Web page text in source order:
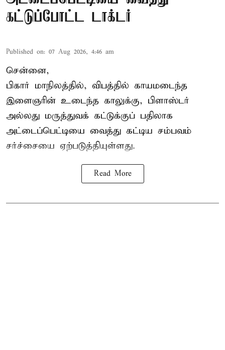
கட்டுப்போட்ட டாக்டர்
Published on: 07 Aug 2026, 4:46 am
சென்னை,
பிகார் மாநிலத்தில், விபத்தில் காயமடைந்த
இளைஞரின் உடைந்த காலுக்கு, பிளாஸ்டர்
அல்லது மருத்துவக் கட்டுக்குப் பதிலாக
அட்டைப்பெட்டியை வைத்து கட்டிய சம்பவம்
சர்ச்சையை ஏற்படுத்தியுள்ளது.
Read More